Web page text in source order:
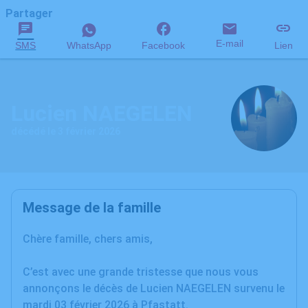
Partager
SMS WhatsApp Facebook E-mail Lien
Message de la famille
Chère famille, chers amis,
C’est avec une grande tristesse que nous vous
annonçons le décès de Lucien NAEGELEN survenu le
mardi 03 février 2026 à Pfastatt.